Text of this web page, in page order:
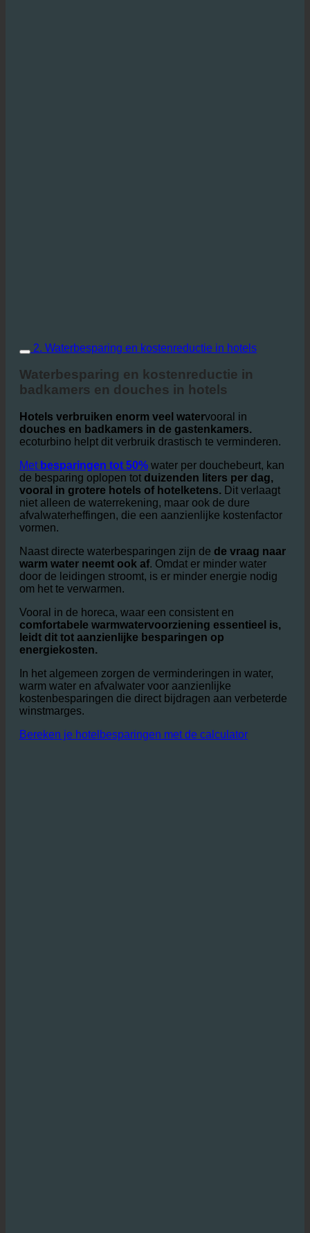
2. Waterbesparing en kostenreductie in hotels
Waterbesparing en kostenreductie in
badkamers en douches in hotels
Hotels verbruiken enorm veel water
douches en badkamers in de gastenkamers.
ecoturbino helpt dit verbruik drastisch te verminderen.
Met besparingen tot 50%water per douchebeurt, kan
de besparing oplopen totduizenden liters per dag,
vooral in grotere hotels of hotelketens.
afvalwaterheffingen, die een aanzienlijke kostenfactor
vormen.
Naast directe waterbesparingen zijn de
de vraag naar
door de leidingen stroomt, is er minder energie nodig
om het te verwarmen.
Vooral in de horeca, waar een consistent en
comfortabele warmwatervoorziening essentieel is,
leidt dit tot aanzienlijke besparingen op
energiekosten.
In het algemeen zorgen de verminderingen in water,
warm water en afvalwater voor aanzienlijke
kostenbesparingen die direct bijdragen aan verbeterde